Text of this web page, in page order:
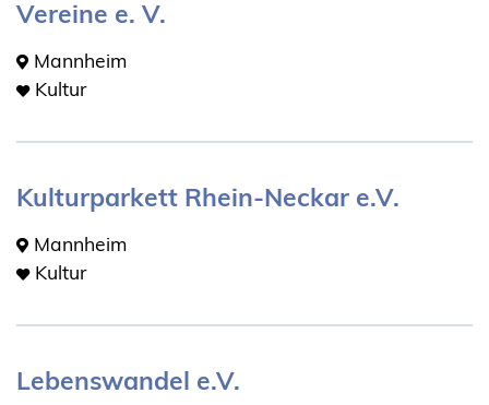
Vereine e. V.
Mannheim
Kultur
Kulturparkett Rhein-Neckar e.V.
Mannheim
Kultur
Lebenswandel e.V.